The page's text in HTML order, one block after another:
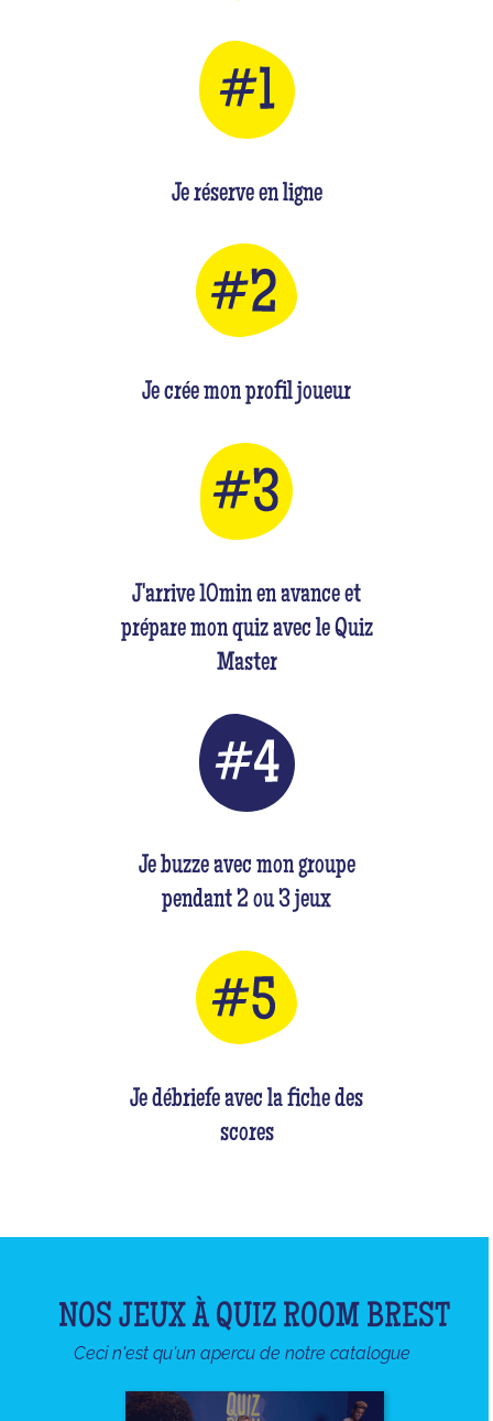
Je réserve en ligne
Je crée mon profil joueur
J'arrive 10min en avance et
prépare mon quiz avec le Quiz
Master
Je buzze avec mon groupe
pendant 2 ou 3 jeux
Je débriefe avec la fiche des
scores
NOS JEUX À QUIZ ROOM BREST
Ceci n'est qu'un apercu de notre catalogue